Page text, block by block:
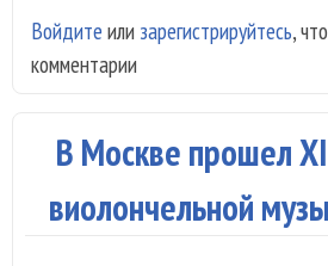
Войдите или зарегистрируйтесь,
комментарии
В Москве прошел
виолончельной